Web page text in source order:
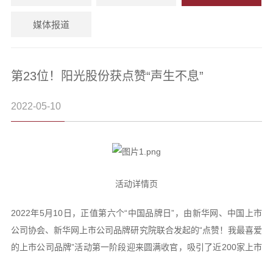
媒体报道
第23位！阳光股份获点赞“声生不息”
2022-05-10
活动详情页
2022年5月10日，正值第六个“中国品牌日”，由新华网、中国上市
公司协会、新华网上市公司品牌研究院联合发起的“点赞！我最喜爱
的上市公司品牌”活动第一阶段迎来圆满收官，吸引了近200家上市